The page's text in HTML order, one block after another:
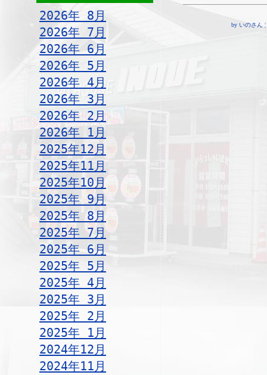
2026年 8月
2026年 7月
2026年 6月
2026年 5月
2026年 4月
2026年 3月
2026年 2月
2026年 1月
2025年12月
2025年11月
2025年10月
2025年 9月
2025年 8月
2025年 7月
2025年 6月
2025年 5月
2025年 4月
2025年 3月
2025年 2月
2025年 1月
2024年12月
2024年11月
by いのさん ¦